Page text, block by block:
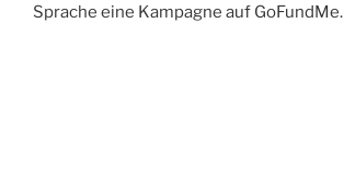
Sprache eine Kampagne auf GoFundMe.